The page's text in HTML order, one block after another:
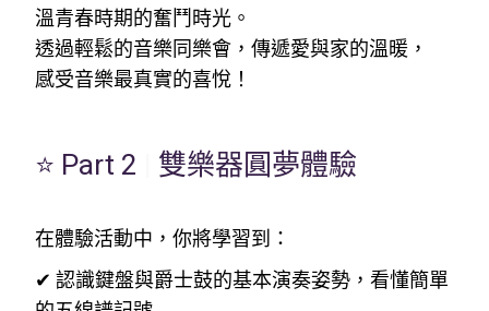
溫青春時期的奮鬥時光。
透過輕鬆的音樂同樂會，傳遞愛與家的溫暖，
感受音樂最真實的喜悅！
⭐ Part 2 雙樂器圓夢體驗
在體驗活動中，你將學習到：
✔ 認識鍵盤與爵士鼓的基本演奏姿勢，看懂簡單